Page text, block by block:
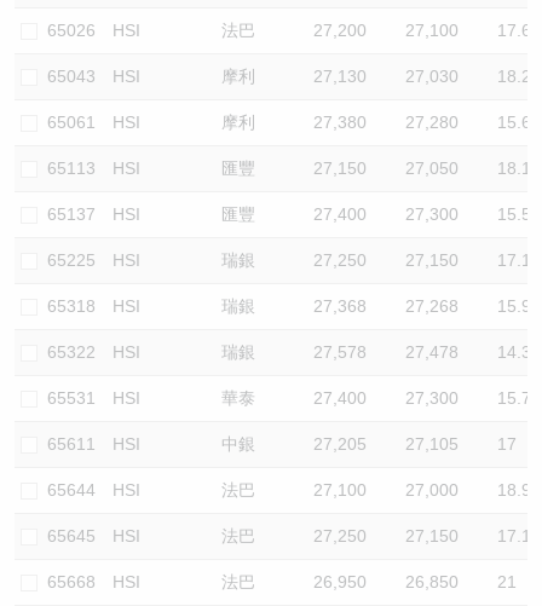
65026 HSI 法巴 27,200 27,100 17.6
65043 HSI 摩利 27,130 27,030 18.2
65061 HSI 摩利 27,380 27,280 15.6
65113 HSI 匯豐 27,150 27,050 18.1
65137 HSI 匯豐 27,400 27,300 15.5
65225 HSI 瑞銀 27,250 27,150 17.1
65318 HSI 瑞銀 27,368 27,268 15.9
65322 HSI 瑞銀 27,578 27,478 14.3
65531 HSI 華泰 27,400 27,300 15.7
65611 HSI 中銀 27,205 27,105 17
65644 HSI 法巴 27,100 27,000 18.9
65645 HSI 法巴 27,250 27,150 17.1
65668 HSI 法巴 26,950 26,850 21